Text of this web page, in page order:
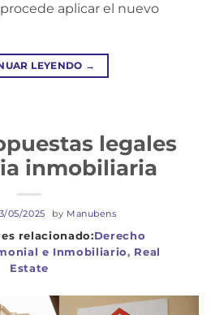
aplicar el nuevo
LEYENDO →
Derecho
e Inmobiliario, Real
Estate
legales
inmobiliaria
05/2025 by Manubens